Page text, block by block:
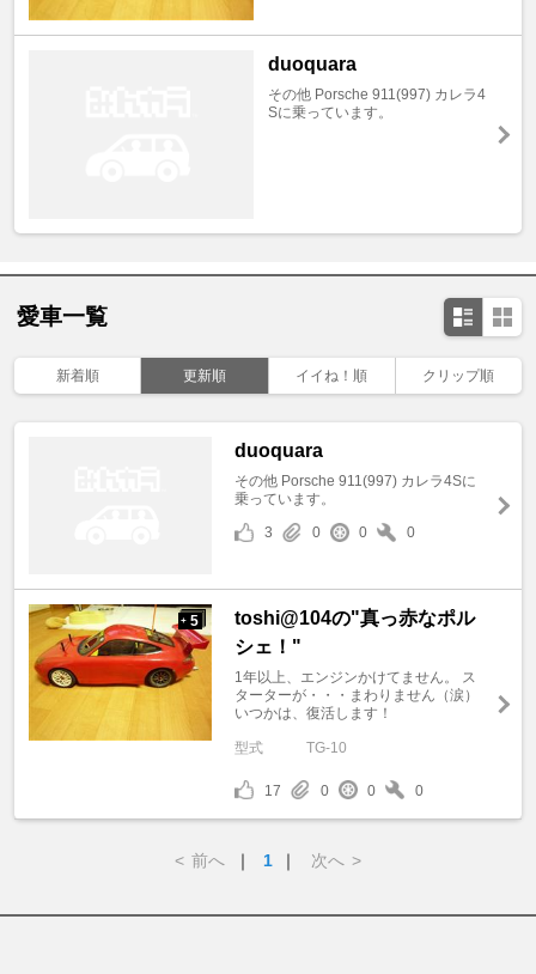
duoquara
その他 Porsche 911(997) カレラ4
Sに乗っています。
愛車一覧
新着順 更新順 イイね！順 クリップ順
duoquara
その他 Porsche 911(997) カレラ4Sに
乗っています。
3
0 0 0
+ 5
toshi@104の"真っ赤なポル
シェ！"
1年以上、エンジンかけてません。 ス
ターターが・・・まわりません（涙）
いつかは、復活します！
型式 TG-10
17 0 0 0
< 前へ ｜ 1 ｜ 次へ >